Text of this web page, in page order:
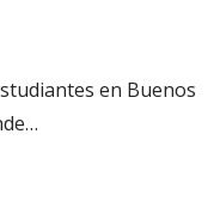
en Buenos